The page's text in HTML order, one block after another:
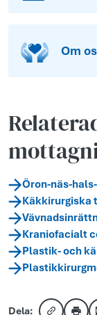
Om
Öron-näs-
Käkkirurgiska
Kraniofacialt
Plastik- och
Dela: